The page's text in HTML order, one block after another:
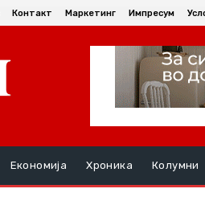
Контакт Маркетинг Импресум
Економија Хроника Колумни